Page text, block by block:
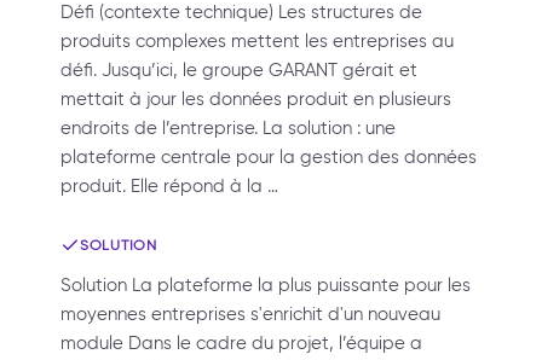
Défi (contexte technique) Les structures de
produits complexes mettent les entreprises au
défi. Jusqu’ici, le groupe GARANT gérait et
mettait à jour les données produit en plusieurs
endroits de l’entreprise. La solution : une
plateforme centrale pour la gestion des données
produit. Elle répond à la …
SOLUTION
Solution La plateforme la plus puissante pour les
moyennes entreprises s'enrichit d'un nouveau
module Dans le cadre du projet, l’équipe a